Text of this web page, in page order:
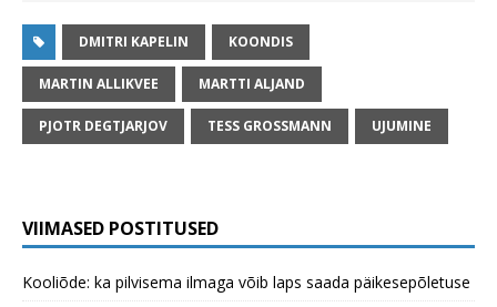
DMITRI KAPELIN KOONDIS
MARTIN ALLIKVEE MARTTI ALJAND
PJOTR DEGTJARJOV TESS GROSSMANN UJUMINE
VIIMASED POSTITUSED
Kooliõde: ka pilvisema ilmaga võib laps saada päikesepõletuse